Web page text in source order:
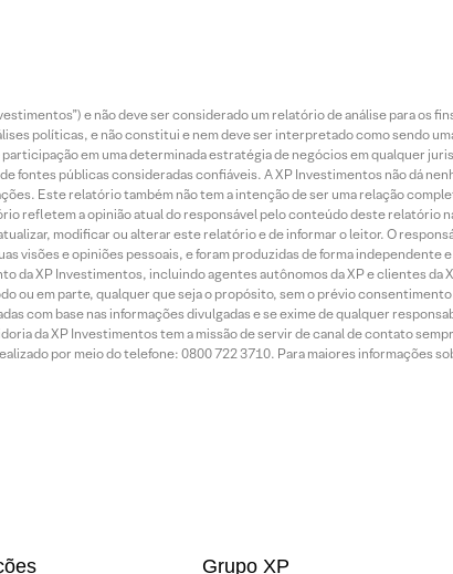
e não deve ser considerado um relatório de análise para os
políticas, e não constitui e nem deve ser interpretado como sendo
em uma determinada estratégia de negócios em qualquer
fontes públicas consideradas confiáveis. A XP Investimentos não dá
Este relatório também não tem a intenção de ser uma relação
refletem a opinião atual do responsável pelo conteúdo deste relatório
modificar ou alterar este relatório e de informar o leitor. O
visões e opiniões pessoais, e foram produzidas de forma
da XP Investimentos, incluindo agentes autônomos da XP e clientes da
ou em parte, qualquer que seja o propósito, sem o prévio
com base nas informações divulgadas e se exime de qualquer
da XP Investimentos tem a missão de servir de canal de contato
por meio do telefone: 0800 722 3710. Para maiores informações
Grupo XP